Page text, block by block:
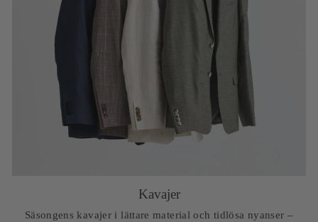
Kavajer
Säsongens kavajer i lättare material och tidlösa nyanser –